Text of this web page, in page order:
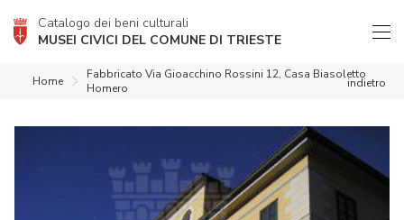
Catalogo dei beni culturali
MUSEI CIVICI DEL COMUNE DI TRIESTE
indietro
Home
Fabbricato Via Gioacchino Rossini 12, Casa Biasoletto
Homero